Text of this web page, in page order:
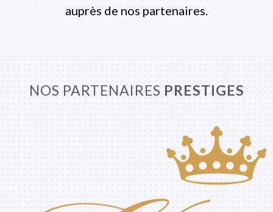
auprès de nos partenaires.
NOS PARTENAIRES PRESTIGES